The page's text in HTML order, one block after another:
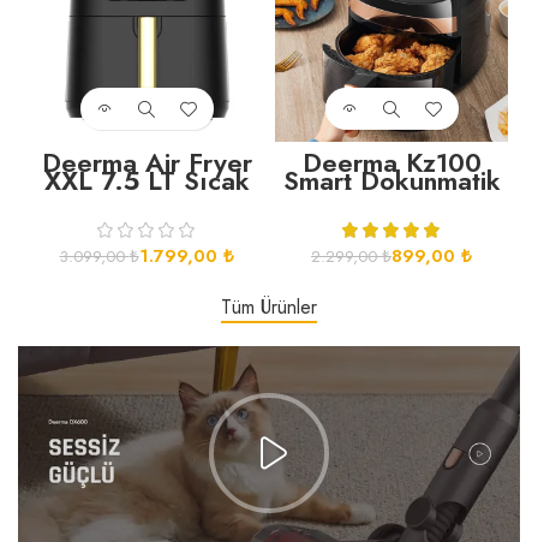
Deerma Air Fryer
XXL 7.5 LT Sıcak
Hava Fritözü
KZ120
3.099,00₺1.799,00 ₺
Deerma Kz100
Smart Dokunmatik
Airfryer Fritöz
2.299,00₺899,00 ₺
Tüm Ürünler